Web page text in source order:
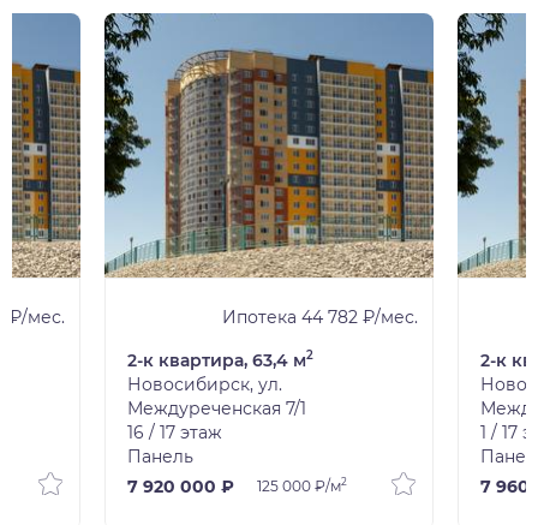
₽/мес.
Ипотека 44 782 ₽/мес.
2-к квартира, 63,4 м2
Новосибирск, ул.
Междуреченская 7/1
16 / 17 этаж
Панель
7 920 000 ₽
125 000 ₽/м2
2-к
1 / 17
7 960